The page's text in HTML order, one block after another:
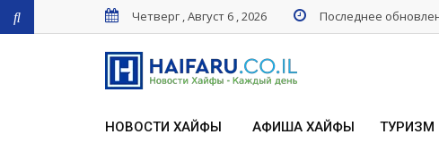
Четверг , Август 6 , 2026 Последнее
НОВОСТИ ХАЙФЫ АФИША ХАЙФЫ ТУРИЗМ